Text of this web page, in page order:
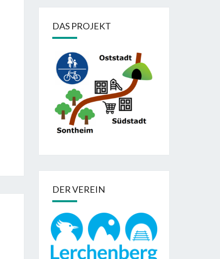
DAS PROJEKT
DER VEREIN